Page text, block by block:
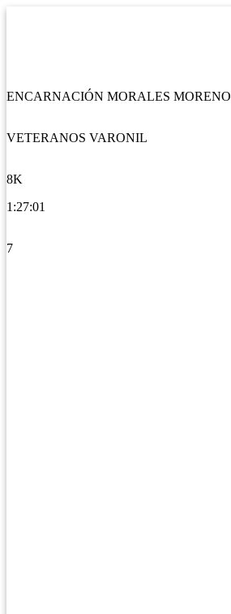
ENCARNACIÓN MORALES MORENO
VETERANOS VARONIL
8K
1:27:01
7